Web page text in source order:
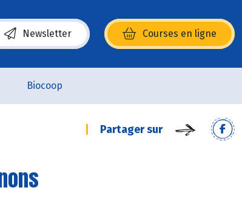
Newsletter Courses en ligne
dans une nouvelle fenêtre)
Biocoop
Partager sur